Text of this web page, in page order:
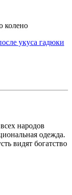
колено
укуса гадюки
народов
одежда.
видят богатство